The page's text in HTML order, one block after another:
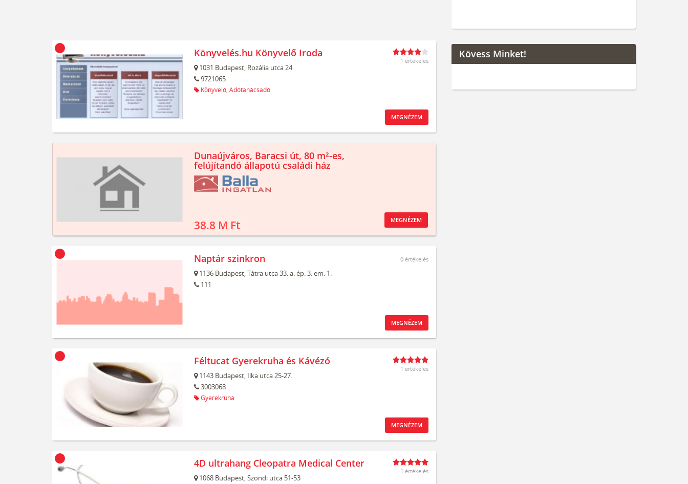
Könyvelés.hu Könyvelő Iroda
1031 Budapest, Rozália utca 24
9721065
Könyvelő, Adótanácsadó
1 értékelés
MEGNÉZEM
Dunaújváros, Baracsi út, 80 m²-es,
felújítandó állapotú családi ház
38.8 M Ft MEGNÉZEM
Naptár szinkron
1136 Budapest,Tátra utca 33. a. ép. 3. em. 1.
111
0 értékelés
MEGNÉZEM
Féltucat Gyerekruha és Kávézó
1143 Budapest, Ilka utca 25-27.
3003068
Gyerekruha
1 értékelés
MEGNÉZEM
4D ultrahang Cleopatra Medical Center
1068 Budapest,Szondi utca 51-53
1 értékelés
Kövess Minket!